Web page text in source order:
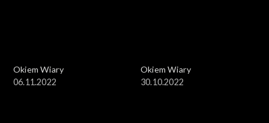
Okiem Wiary
06.11.2022
Okiem Wiary
30.10.2022